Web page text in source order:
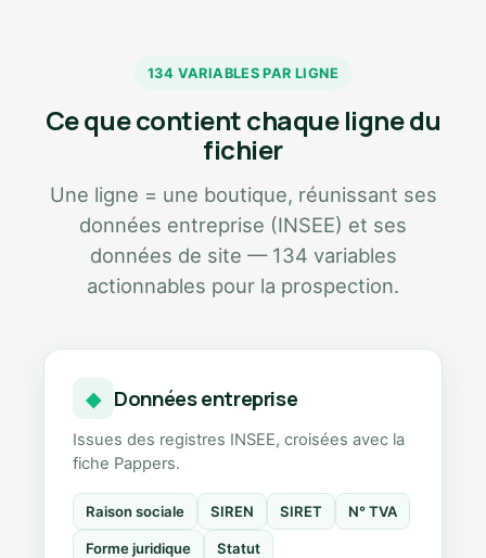
134 VARIABLES PAR LIGNE
Ce que contient chaque ligne du
fichier
Une ligne = une boutique, réunissant ses
données entreprise (INSEE) et ses
données de site — 134 variables
actionnables pour la prospection.
◆ Données entreprise
Issues des registres INSEE, croisées avec la
fiche Pappers.
Raison sociale SIREN SIRET N° TVA
Forme juridique Statut